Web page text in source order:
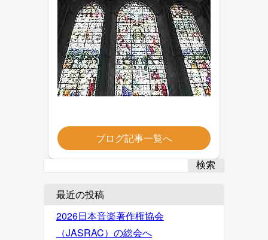
ブログ記事一覧へ
検索
最近の投稿
2026日本音楽著作権協会
（JASRAC）の総会へ